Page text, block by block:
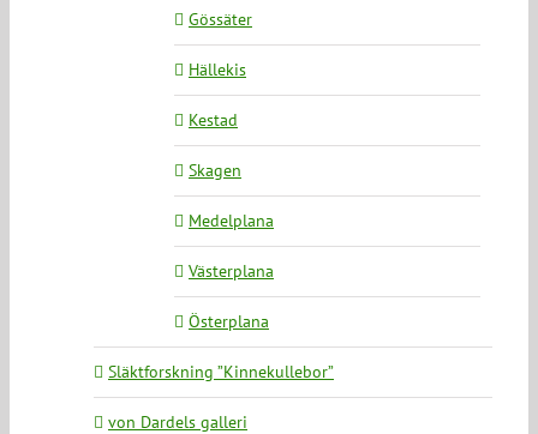
Gössäter
Hällekis
Kestad
Skagen
Medelplana
Västerplana
Österplana
Släktforskning ”Kinnekullebor”
von Dardels galleri